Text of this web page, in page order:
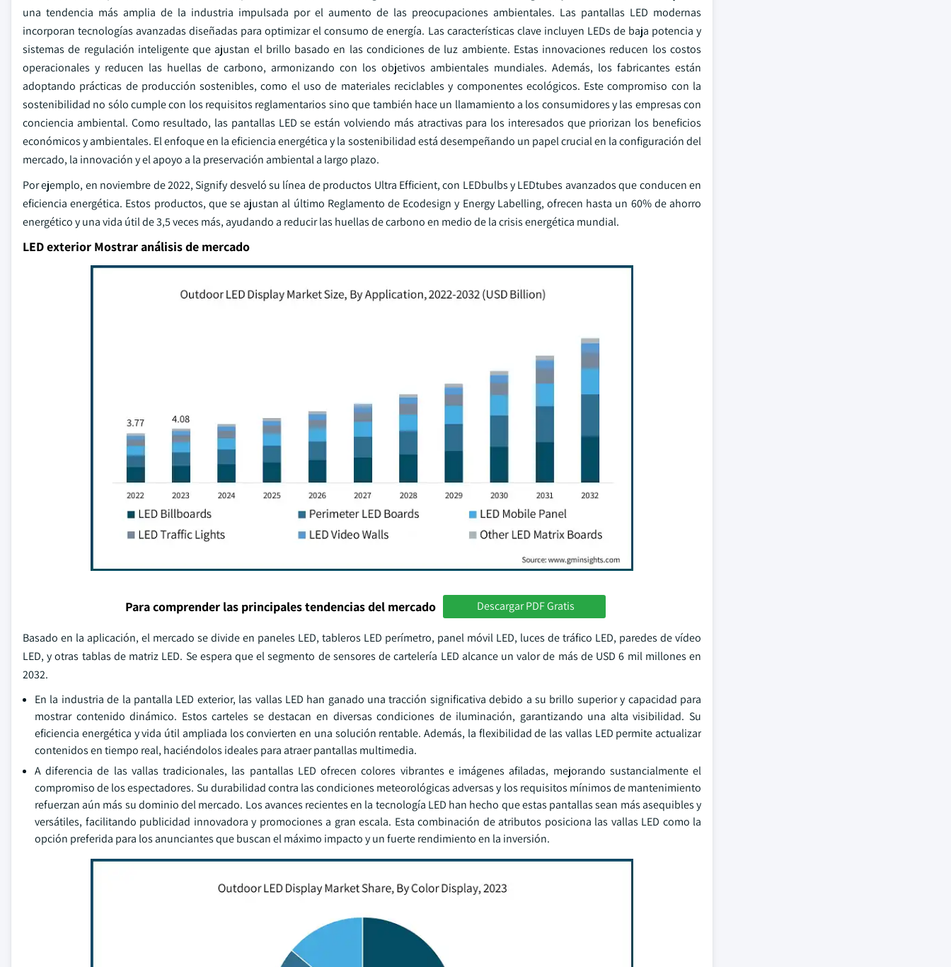
una tendencia más amplia de la industria impulsada por el aumento de las preocupaciones ambientales. Las pantallas LED modernas
incorporan tecnologías avanzadas diseñadas para optimizar el consumo de energía. Las características clave incluyen LEDs de baja potencia y
sistemas de regulación inteligente que ajustan el brillo basado en las condiciones de luz ambiente. Estas innovaciones reducen los costos
operacionales y reducen las huellas de carbono, armonizando con los objetivos ambientales mundiales. Además, los fabricantes están
adoptando prácticas de producción sostenibles, como el uso de materiales reciclables y componentes ecológicos. Este compromiso con la
sostenibilidad no sólo cumple con los requisitos reglamentarios sino que también hace un llamamiento a los consumidores y las empresas con
conciencia ambiental. Como resultado, las pantallas LED se están volviendo más atractivas para los interesados que priorizan los beneficios
económicos y ambientales. El enfoque en la eficiencia energética y la sostenibilidad está desempeñando un papel crucial en la configuración del
mercado, la innovación y el apoyo a la preservación ambiental a largo plazo.
Por ejemplo, en noviembre de 2022, Signify desveló su línea de productos Ultra Efficient, con LEDbulbs y LEDtubes avanzados que conducen en
eficiencia energética. Estos productos, que se ajustan al último Reglamento de Ecodesign y Energy Labelling, ofrecen hasta un 60% de ahorro
energético y una vida útil de 3,5 veces más, ayudando a reducir las huellas de carbono en medio de la crisis energética mundial.
LED exterior Mostrar análisis de mercado
Para comprender las principales tendencias del mercado Descargar PDF Gratis
Basado en la aplicación, el mercado se divide en paneles LED, tableros LED perímetro, panel móvil LED, luces de tráfico LED, paredes de vídeo
LED, y otras tablas de matriz LED. Se espera que el segmento de sensores de cartelería LED alcance un valor de más de USD 6 mil millones en
2032.
En la industria de la pantalla LED exterior, las vallas LED han ganado una tracción significativa debido a su brillo superior y capacidad para
mostrar contenido dinámico. Estos carteles se destacan en diversas condiciones de iluminación, garantizando una alta visibilidad. Su
eficiencia energética y vida útil ampliada los convierten en una solución rentable. Además, la flexibilidad de las vallas LED permite actualizar
contenidos en tiempo real, haciéndolos ideales para atraer pantallas multimedia.
A diferencia de las vallas tradicionales, las pantallas LED ofrecen colores vibrantes e imágenes afiladas, mejorando sustancialmente el
compromiso de los espectadores. Su durabilidad contra las condiciones meteorológicas adversas y los requisitos mínimos de mantenimiento
refuerzan aún más su dominio del mercado. Los avances recientes en la tecnología LED han hecho que estas pantallas sean más asequibles y
versátiles, facilitando publicidad innovadora y promociones a gran escala. Esta combinación de atributos posiciona las vallas LED como la
opción preferida para los anunciantes que buscan el máximo impacto y un fuerte rendimiento en la inversión.